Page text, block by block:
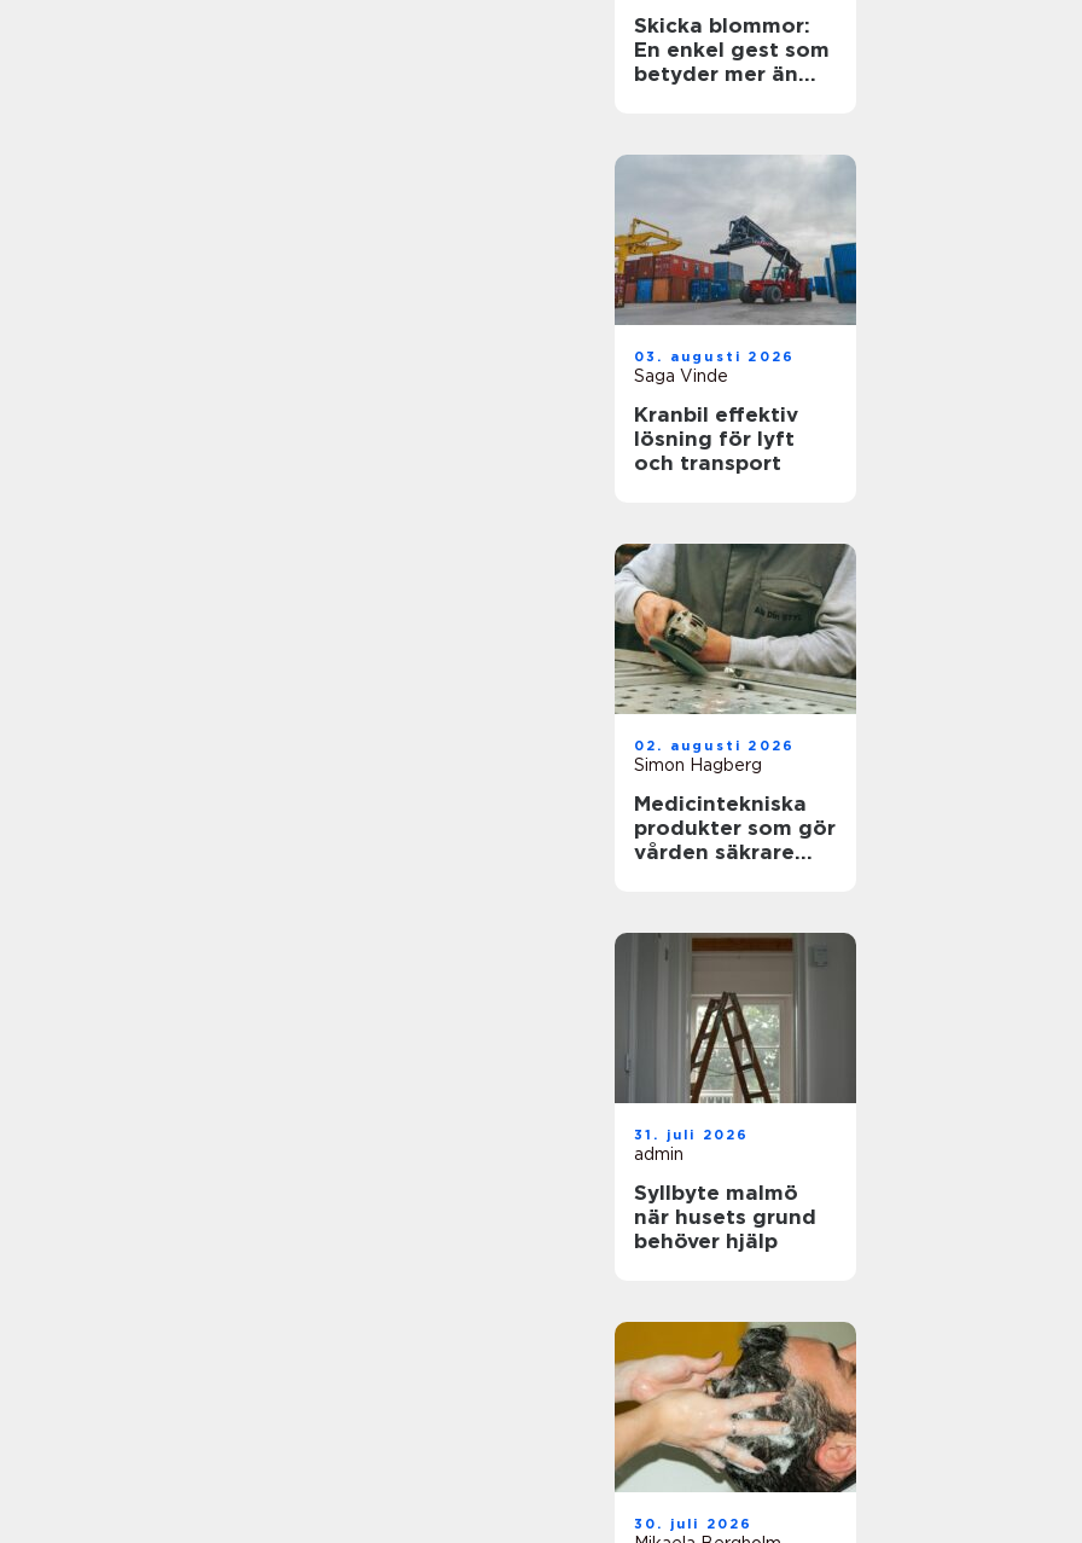
Skicka blommor:
En enkel gest som
betyder mer än
03. augusti 2026
Saga Vinde
Kranbil effektiv
lösning för lyft
och transport
02. augusti 2026
Simon Hagberg
Medicintekniska
produkter som gör
vården säkrare
31. juli 2026
admin
Syllbyte malmö
när husets grund
behöver hjälp
30. juli 2026